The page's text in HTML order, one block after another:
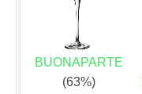
BUONAPARTE
(63%)